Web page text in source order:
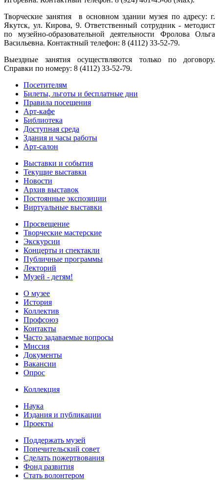
Творческие занятия в основном здании музея по адресу: г.
Якутск, ул. Кирова, 9. Ответственный сотрудник - методист
по музейно-образовательной деятельности Фролова Ольга
Васильевна. Контактный телефон: 8 (4112) 33-52-79.
Выездные занятия осуществляются только по договору.
Справки по номеру: 8 (4112) 33-52-79.
Посетителям
Билеты, льготы и бесплатные дни
Правила посещения
Арт-кафе
Библиотека
Доступная среда
Здания и часы работы
Арт-салон
Выставки и события
Текущие выставки
Новости
Архив выставок
Постоянные экспозиции
Виртуальные выставки
Просвещение
Творческие мастерские
Экскурсии
Концерты и спектакли
Публичные программы
Лекторий
Музей - детям!
О музее
История
Коллектив
Профсоюз
Контакты
Часто задаваемые вопросы
Миссия
Документы
Вакансии
Опрос
Коллекция
Наука
Издания и публикации
Проекты
Поддержать музей
Попечительский совет
Сделать пожертвования
Фонд развития
Стать волонтером